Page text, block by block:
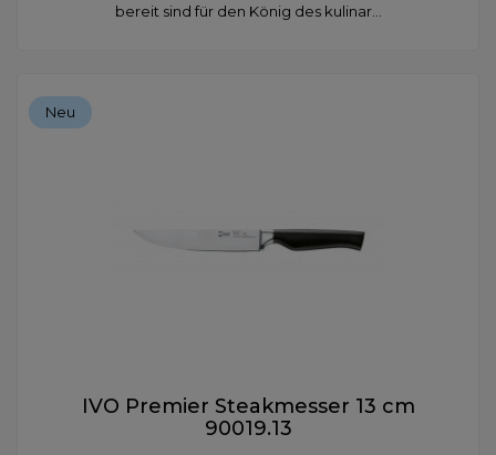
bereit sind für den König des kulinar...
Neu
IVO Premier Steakmesser 13 cm
90019.13